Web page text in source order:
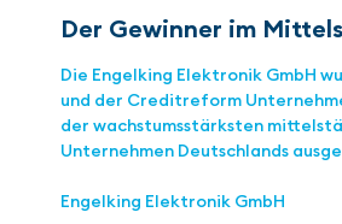
Der Gewinner im
Die Engelking Elektronik GmbH
und der Creditreform
der wachstumsstärksten
Unternehmen Deutschlands
Engelking Elektronik GmbH